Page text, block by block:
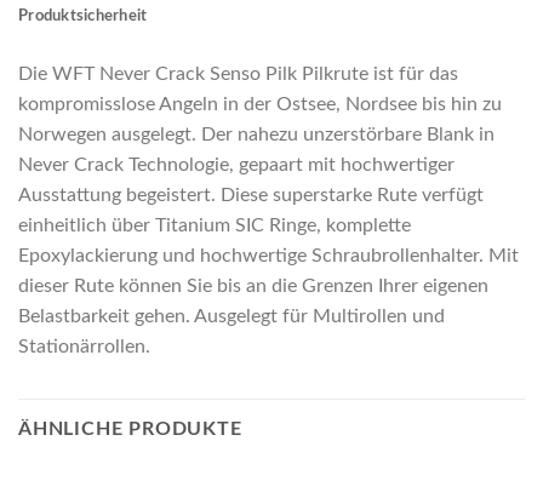
Produktsicherheit
Die WFT Never Crack Senso Pilk Pilkrute ist für das
kompromisslose Angeln in der Ostsee, Nordsee bis hin zu
Norwegen ausgelegt. Der nahezu unzerstörbare Blank in
Never Crack Technologie, gepaart mit hochwertiger
Ausstattung begeistert. Diese superstarke Rute verfügt
einheitlich über Titanium SIC Ringe, komplette
Epoxylackierung und hochwertige Schraubrollenhalter. Mit
dieser Rute können Sie bis an die Grenzen Ihrer eigenen
Belastbarkeit gehen. Ausgelegt für Multirollen und
Stationärrollen.
ÄHNLICHE PRODUKTE